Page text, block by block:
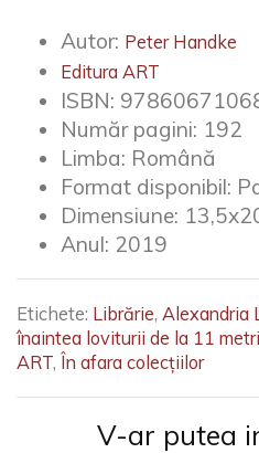
Autor: Peter Handke
Editura ART
ISBN:
Număr pagini: 192
Limba: Română
Format disponibil:
Dimensiune:
Anul: 2019
Etichete: Librărie, Alexandria
înaintea loviturii de la 11 metri
ART, În afara colecțiilor
V-ar putea